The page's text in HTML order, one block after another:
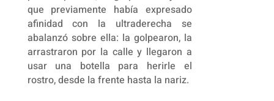
que previamente había expresado
afinidad con la ultraderecha se
abalanzó sobre ella: la golpearon, la
arrastraron por la calle y llegaron a
usar una botella para herirle el
rostro, desde la frente hasta la nariz.